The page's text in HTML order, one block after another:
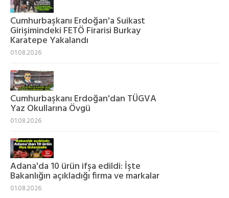
Cumhurbaşkanı Erdoğan'a Suikast
Girişimindeki FETÖ Firarisi Burkay
Karatepe Yakalandı
01.08.2026
Cumhurbaşkanı Erdoğan'dan TÜGVA
Yaz Okullarına Övgü
01.08.2026
Adana'da 10 ürün ifşa edildi: İşte
Bakanlığın açıkladığı firma ve markalar
01.08.2026